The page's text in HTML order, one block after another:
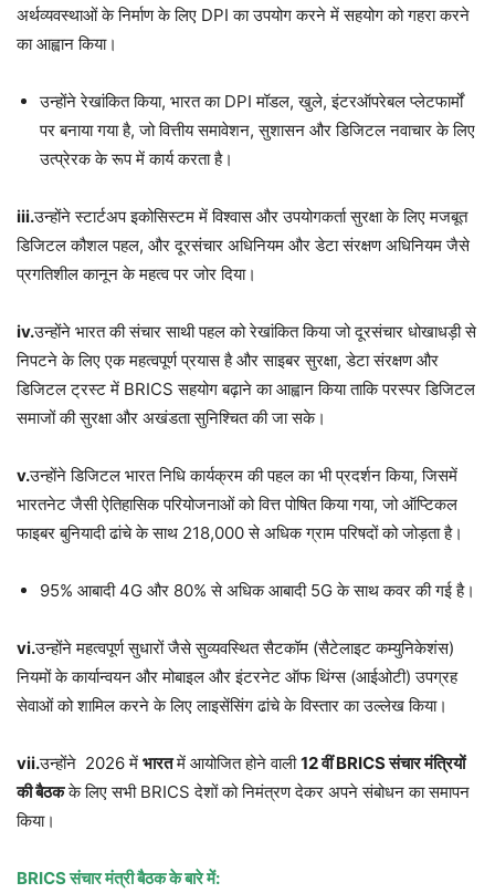
अर्थव्यवस्थाओं के निर्माण के लिए DPI का उपयोग करने में सहयोग को गहरा करने
का आह्वान किया।
उन्होंने रेखांकित किया, भारत का DPI मॉडल, खुले, इंटरऑपरेबल प्लेटफार्मों
पर बनाया गया है, जो वित्तीय समावेशन, सुशासन और डिजिटल नवाचार के लिए
उत्प्रेरक के रूप में कार्य करता है।
iii.उन्होंने स्टार्टअप इकोसिस्टम में विश्वास और उपयोगकर्ता सुरक्षा के लिए मजबूत
डिजिटल कौशल पहल, और दूरसंचार अधिनियम और डेटा संरक्षण अधिनियम जैसे
प्रगतिशील कानून के महत्व पर जोर दिया।
iv.उन्होंने भारत की संचार साथी पहल को रेखांकित किया जो दूरसंचार धोखाधड़ी से
निपटने के लिए एक महत्वपूर्ण प्रयास है और साइबर सुरक्षा, डेटा संरक्षण और
डिजिटल ट्रस्ट में BRICS सहयोग बढ़ाने का आह्वान किया ताकि परस्पर डिजिटल
समाजों की सुरक्षा और अखंडता सुनिश्चित की जा सके।
v.उन्होंने डिजिटल भारत निधि कार्यक्रम की पहल का भी प्रदर्शन किया, जिसमें
भारतनेट जैसी ऐतिहासिक परियोजनाओं को वित्त पोषित किया गया, जो ऑप्टिकल
फाइबर बुनियादी ढांचे के साथ 218,000 से अधिक ग्राम परिषदों को जोड़ता है।
95% आबादी 4G और 80% से अधिक आबादी 5G के साथ कवर की गई है।
vi.उन्होंने महत्वपूर्ण सुधारों जैसे सुव्यवस्थित सैटकॉम (सैटेलाइट कम्युनिकेशंस)
नियमों के कार्यान्वयन और मोबाइल और इंटरनेट ऑफ थिंग्स (आईओटी) उपग्रह
सेवाओं को शामिल करने के लिए लाइसेंसिंग ढांचे के विस्तार का उल्लेख किया।
vii.उन्होंने 2026 में भारतमें आयोजित होने वाली12 वीं BRICS संचार मंत्रियों
की बैठकके लिए सभी BRICS देशों को निमंत्रण देकर अपने संबोधन का समापन
किया।
BRICS संचार मंत्री बैठक के बारे में: